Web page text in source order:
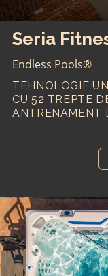
Seria
Endless Pools®
TEHNOLOGIE
CU 52 TREPTE
ANTRENAMENT